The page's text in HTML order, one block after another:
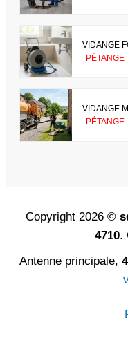
VIDANGE
PÉTANGE
VIDANGE
PÉTANGE
Copyright 2026 ©
4710.
Antenne principale,